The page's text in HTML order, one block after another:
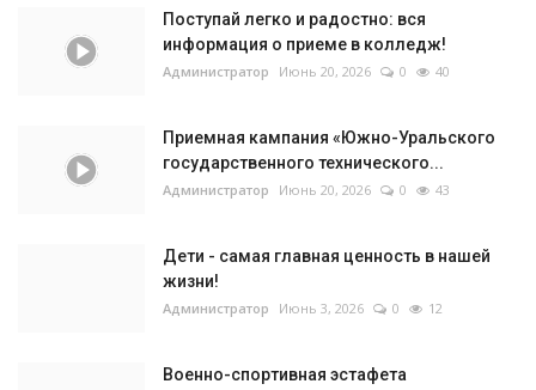
Поступай легко и радостно: вся
информация о приеме в колледж!
Администратор Июнь 20, 2026 0 40
Приемная кампания «Южно-Уральского
государственного технического...
Администратор Июнь 20, 2026 0 43
Дети - самая главная ценность в нашей
жизни!
Администратор Июнь 3, 2026 0 12
Военно-спортивная эстафета